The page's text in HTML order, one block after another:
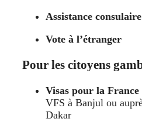
Assistance
Vote à l’étranger
Pour les citoyens
Visas pour la France
VFS à Banjul ou
Dakar